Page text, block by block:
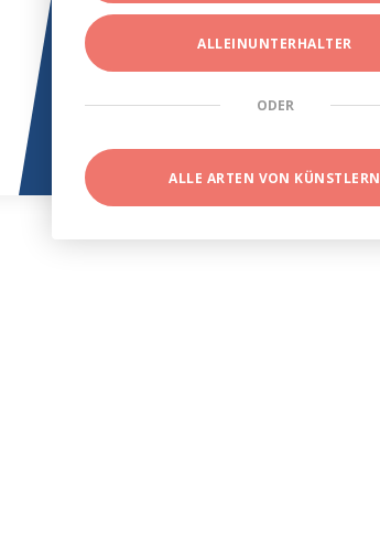
ALLEINUNTERHALTER
ODER
ALLE ARTEN VON KÜNSTLERN